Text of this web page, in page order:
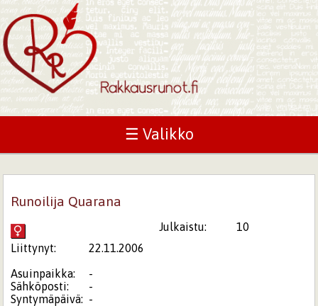
☰ Valikko
Runoilija Quarana
Julkaistu:
10
Liittynyt:
22.11.2006
Asuinpaikka:
-
Sähköposti:
-
Syntymäpäivä: -